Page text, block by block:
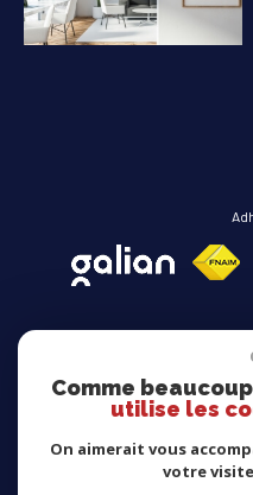
Comme
utilise les
On aimerait vous
votre
COUPS DE